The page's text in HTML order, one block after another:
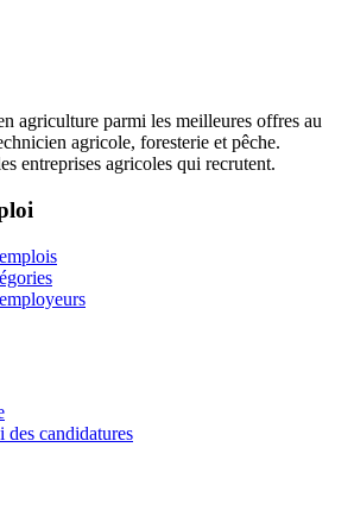
agriculture parmi les meilleures offres au
agricole, foresterie et pêche.
entreprises agricoles qui recrutent.
des candidatures